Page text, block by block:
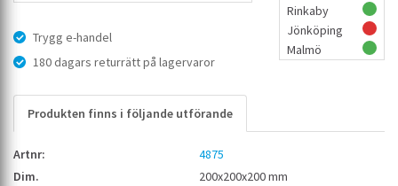
Trygg e-handel
180 dagars returrätt på lagervaror
Rinkaby
Jönköping
Malmö
Produkten finns i följande utförande
4875
200x200x200 mm